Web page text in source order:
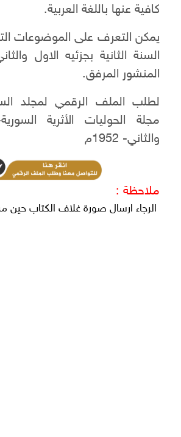
كافية عنها باللغة العربية.
يمكن التعرف على الموضوعات
السنة الثانية بجزئيه الاول
المنشور المرفق.
لطلب الملف الرقمي لمجلد
مجلة الحوليات الأثرية
والثاني- 1952م
ملاحظة :
الرجاء ارسال صورة غلاف الكتاب حين